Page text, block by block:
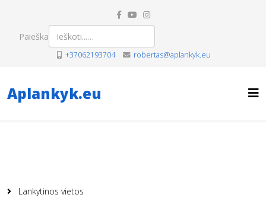
Paieška
+37062193704 robertas@aplankyk.eu
Aplankyk.eu
Lankytinos vietos